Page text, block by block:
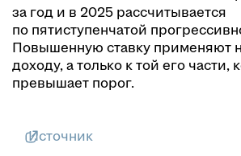
за год и в 2025 рассчитывается
по пятиступенчатой
Повышенную ставку применяют
доходу, а только к той его части,
превышает порог.
Источник